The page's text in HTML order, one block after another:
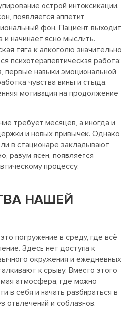
острой интоксикации.
появляется аппетит,
фон. Пациент выходит
и начинает ясно мыслить.
тяга к алкоголю значительно
психотерапевтическая работа:
первые навыки эмоциональной
чувства вины и стыда.
мотивация на продолжение
требует месяцев, а иногда и
и новых привычек. Однако
в стационаре закладывают
разум ясен, появляется
процессу.
НАШЕЙ
погружение в среду, где всё
Здесь нет доступа к
окружения и ежедневных
к срыву. Вместо этого
атмосфера, где можно
в себя и начать разбираться в
отвлечений и соблазнов.